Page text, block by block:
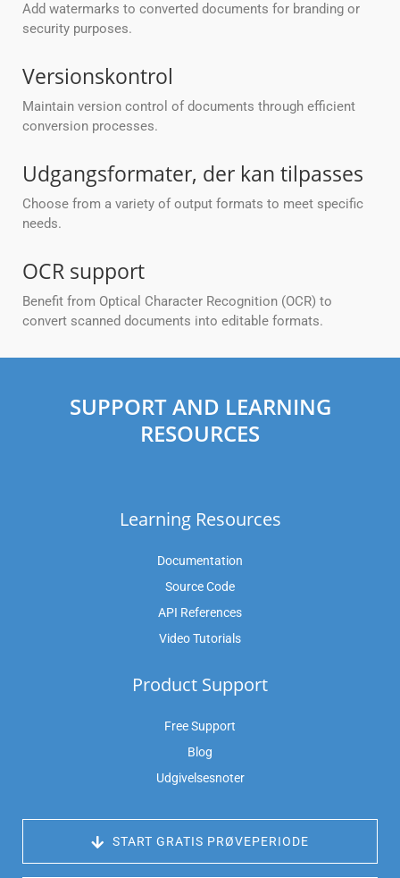
Add watermarks to converted documents for branding or
security purposes.
Versionskontrol
Maintain version control of documents through efficient
conversion processes.
Udgangsformater, der kan tilpasses
Choose from a variety of output formats to meet specific
needs.
OCR support
Benefit from Optical Character Recognition (OCR) to
convert scanned documents into editable formats.
SUPPORT AND LEARNING
RESOURCES
Learning Resources
Documentation
Source Code
API References
Video Tutorials
Product Support
Free Support
Blog
Udgivelsesnoter
START GRATIS PRØVEPERIODE